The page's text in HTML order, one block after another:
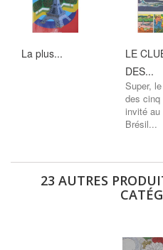
La plus...
LE
DES...
Super,
des cinq
invité au
Brésil...
23 AUTRES